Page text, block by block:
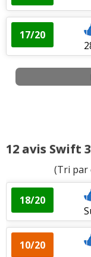
17/20
12 avis Swift
(Tri par
18/20
10/20